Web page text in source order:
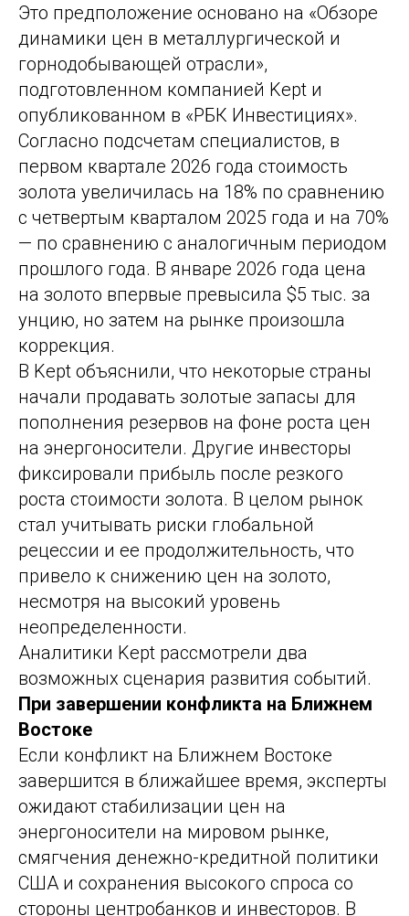
Это предположение основано на «Обзоре
динамики цен в металлургической и
горнодобывающей отрасли»,
подготовленном компанией Kept и
опубликованном в «РБК Инвестициях».
Согласно подсчетам специалистов, в
первом квартале 2026 года стоимость
золота увеличилась на 18% по сравнению
с четвертым кварталом 2025 года и на 70%
— по сравнению с аналогичным периодом
прошлого года. В январе 2026 года цена
на золото впервые превысила $5 тыс. за
унцию, но затем на рынке произошла
коррекция.
В Kept объяснили, что некоторые страны
начали продавать золотые запасы для
пополнения резервов на фоне роста цен
на энергоносители. Другие инвесторы
фиксировали прибыль после резкого
роста стоимости золота. В целом рынок
стал учитывать риски глобальной
рецессии и ее продолжительность, что
привело к снижению цен на золото,
несмотря на высокий уровень
неопределенности.
Аналитики Kept рассмотрели два
возможных сценария развития событий.
При завершении конфликта на Ближнем
Востоке
Если конфликт на Ближнем Востоке
завершится в ближайшее время, эксперты
ожидают стабилизации цен на
энергоносители на мировом рынке,
смягчения денежно-кредитной политики
США и сохранения высокого спроса со
стороны центробанков и инвесторов. В